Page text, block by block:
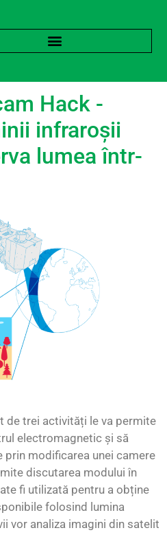
Hack -
infraroșii
lumea într-
de trei activități le va permite
electromagnetic și să
modificarea unei camere
discutarea modului în
fi utilizată pentru a obține
folosind lumina
vor analiza imagini din satelit